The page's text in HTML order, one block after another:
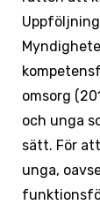
omsorg
och unga
sätt. För
unga,